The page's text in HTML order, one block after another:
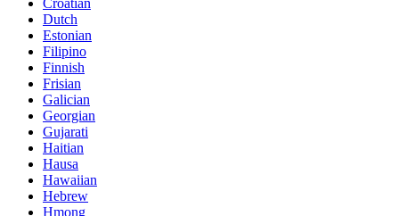
Croatian
Dutch
Estonian
Filipino
Finnish
Frisian
Galician
Georgian
Gujarati
Haitian
Hausa
Hawaiian
Hebrew
Hmong